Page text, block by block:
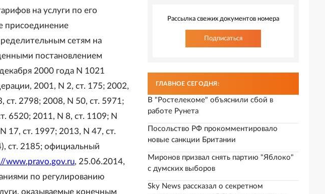
на услуги по его
присоединение
сетям на
постановлением
2000 года N 1021
2001, N 2, ст. 175; 2002,
ст. 2798; 2008, N 50, ст. 5971;
6520; 2011, N 8, ст. 1109; N
17, ст. 1997; 2013, N 47, ст.
ст. 2185; официальный
www.pravo.gov.ru, 25.06.2014,
по регулированию
оказываемые конечным
Рассылка свежих документов номера
Подписаться
ГЛАВНОЕ СЕГОДНЯ:
В "Ростелекоме" объяснили сбой в
работе Рунета
Посольство РФ прокомментировало
новые санкции Британии
Миронов призвал снять партию "Яблоко"
с думских выборов
Sky News рассказал о секретном